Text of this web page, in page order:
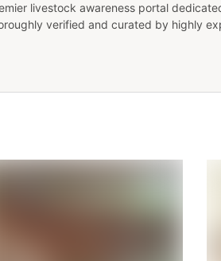
livestock awareness portal
verified and curated by highly